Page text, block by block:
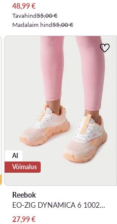
Praegune hind
48,99€
Tavahind55,00 €
Madalaim hind55,00 €
AI
Võimalus
Reebok
EO-ZIG DYNAMICA 6 100246201 · Jooksujalatsid
Praegune hind
27,99€